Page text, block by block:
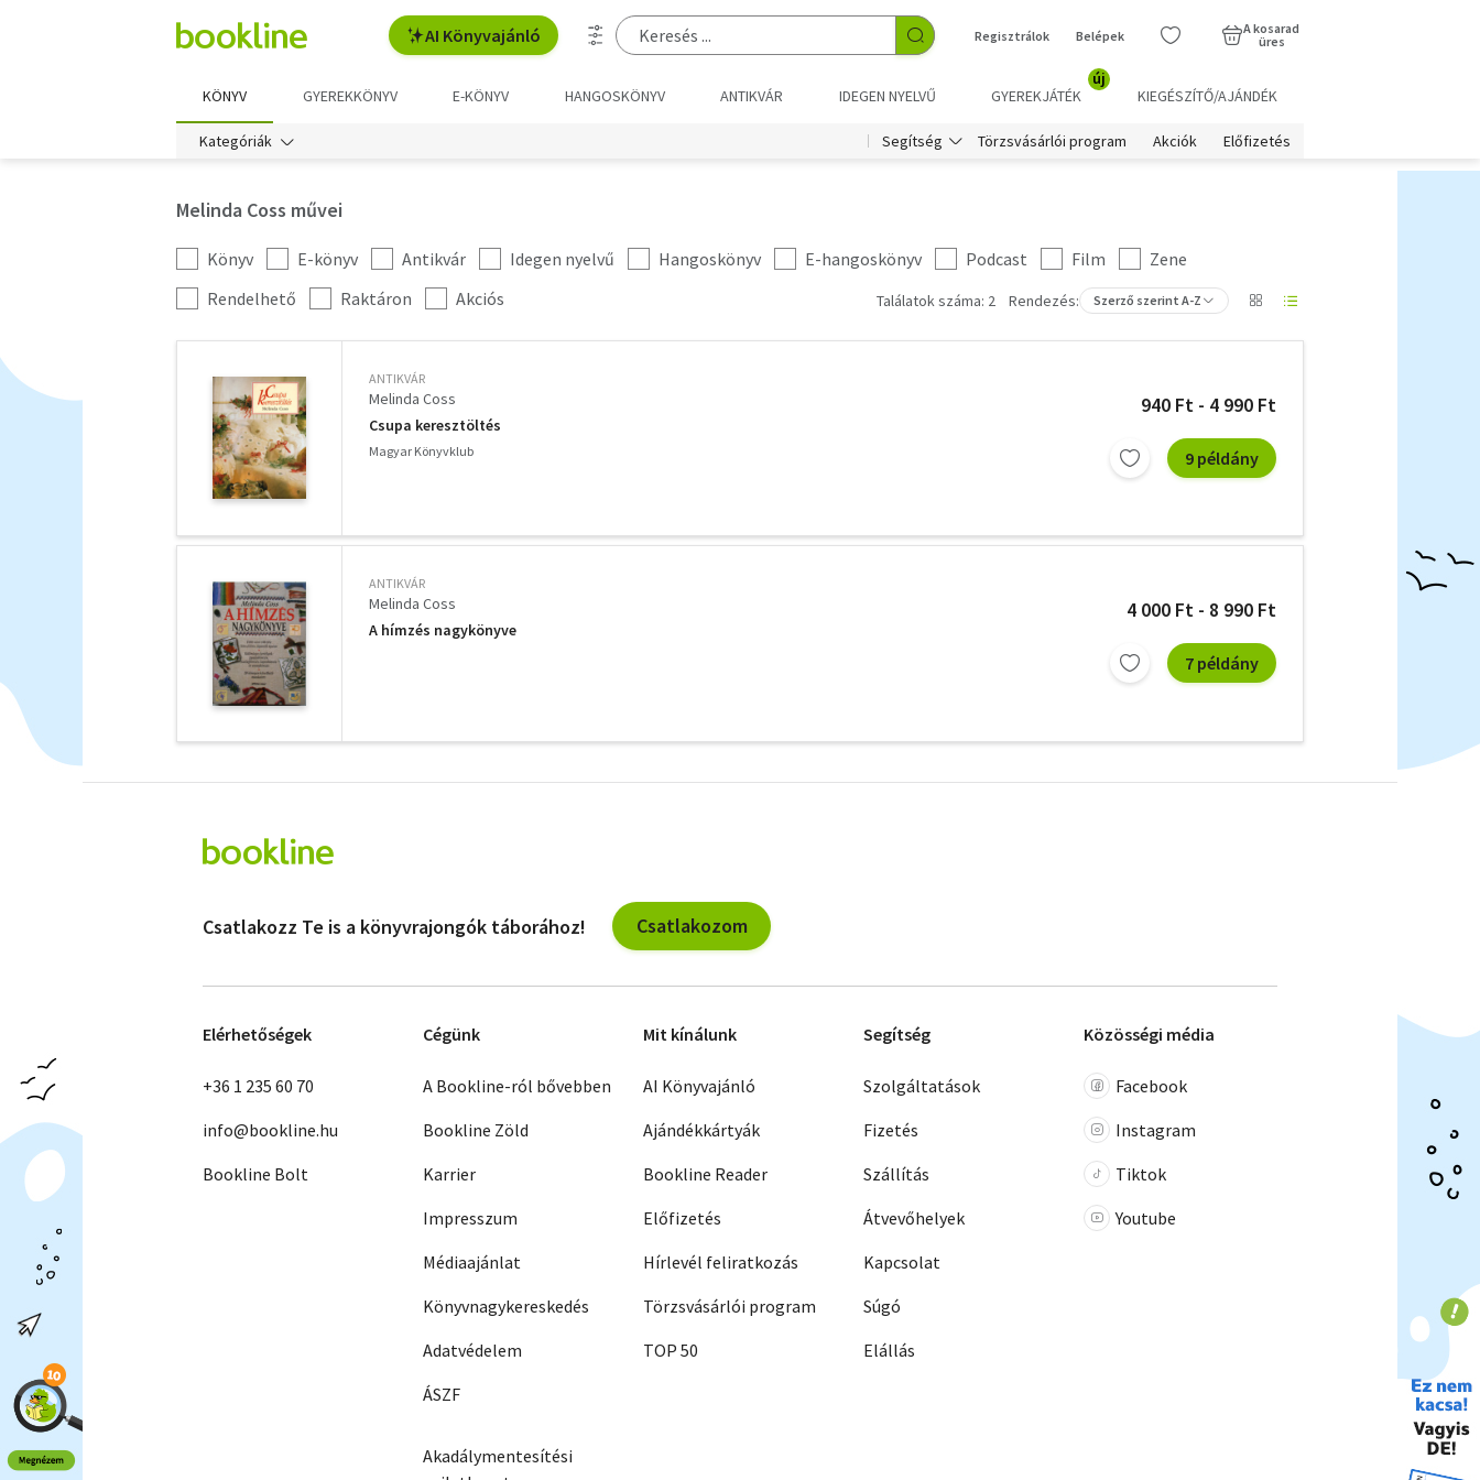
AI Könyvajánló Regisztrálok Belépek
A kosarad
üres
KÖNYV GYEREKKÖNYV E-KÖNYV HANGOSKÖNYV ANTIKVÁR IDEGEN NYELVŰ GYEREKJÁTÉK
új
KIEGÉSZÍTŐ/AJÁNDÉK
Kategóriák Segítség Törzsvásárlói program Akciók Előfizetés
Melinda Coss művei
Kategória
szűrés
Könyv E-könyv Antikvár Idegen nyelvű Hangoskönyv E-hangoskönyv Podcast Film
Zene
További
szűrők
Rendelhető Raktáron Akciós Találatok száma: 2 Rendezés: Szerző szerint A-Z
ANTIKVÁR
Melinda Coss
Csupa keresztöltés
Magyar Könyvklub
940 Ft - 4 990 Ft
9 példány
ANTIKVÁR
Melinda Coss
A hímzés nagykönyve
4 000 Ft - 8 990 Ft
7 példány
szűrők
Csatlakozz Te is a könyvrajongók táborához! Csatlakozom
Elérhetőségek
+36 1 235 60 70
info@bookline.hu
Bookline Bolt
Cégünk
A Bookline-ról bővebben
Bookline Zöld
Karrier
Impresszum
Médiaajánlat
Könyvnagykereskedés
Adatvédelem
ÁSZF
Akadálymentesítési
Mit kínálunk
AI Könyvajánló
Ajándékkártyák
Bookline Reader
Előfizetés
Hírlevél feliratkozás
Törzsvásárlói program
TOP 50
Segítség
Szolgáltatások
Fizetés
Szállítás
Átvevőhelyek
Kapcsolat
Súgó
Elállás
Közösségi média
Facebook
Instagram
Tiktok
Youtube